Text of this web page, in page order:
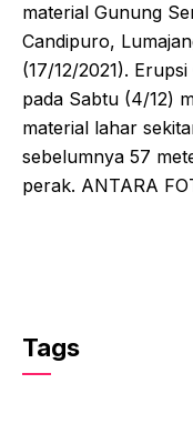
material Gunung
Candipuro,
(17/12/2021).
pada Sabtu (4/12)
material lahar
sebelumnya 57
perak. ANTARA
Tags